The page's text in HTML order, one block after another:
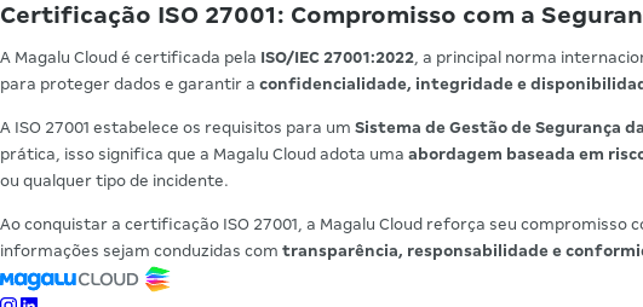
Certificação ISO 27001: Compromisso com a
A Magalu Cloud é certificada pela ISO/IEC 27001:2022, a principal norma
para proteger dados e garantir a confidencialidade, integridade e
A ISO 27001 estabelece os requisitos para um Sistema de Gestão de Segurança
prática, isso significa que a Magalu Cloud adota uma abordagem baseada em
ou qualquer tipo de incidente.
Ao conquistar a certificação ISO 27001, a Magalu Cloud reforça seu compromisso
informações sejam conduzidas com transparência, responsabilidade e